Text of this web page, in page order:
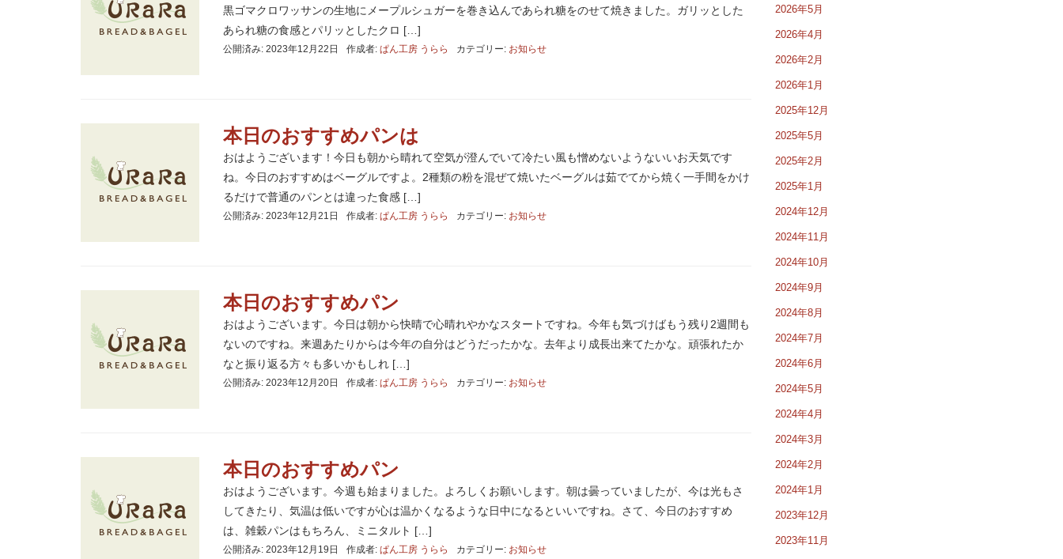
黒ゴマクロワッサンの生地にメープルシュガーを巻き込んであられ糖をのせて焼きました。ガリッとした
あられ糖の食感とパリッとしたクロ […]
公開済み: 2023年12月22日 作成者: ぱん工房 うらら カテゴリー: お知らせ
本日のおすすめパンは
おはようございます！今日も朝から晴れて空気が澄んでいて冷たい風も憎めないようないいお天気です
ね。今日のおすすめはベーグルですよ。2種類の粉を混ぜて焼いたベーグルは茹でてから焼く一手間をかけ
るだけで普通のパンとは違った食感 […]
公開済み: 2023年12月21日 作成者: ぱん工房 うらら カテゴリー: お知らせ
本日のおすすめパン
おはようございます。今日は朝から快晴で心晴れやかなスタートですね。今年も気づけばもう残り2週間も
ないのですね。来週あたりからは今年の自分はどうだったかな。去年より成長出来てたかな。頑張れたか
なと振り返る方々も多いかもしれ […]
公開済み: 2023年12月20日 作成者: ぱん工房 うらら カテゴリー: お知らせ
本日のおすすめパン
おはようございます。今週も始まりました。よろしくお願いします。朝は曇っていましたが、今は光もさ
してきたり、気温は低いですが心は温かくなるような日中になるといいですね。さて、今日のおすすめ
は、雑穀パンはもちろん、ミニタルト […]
公開済み: 2023年12月19日 作成者: ぱん工房 うらら カテゴリー: お知らせ
2026年5月
2026年4月
2026年2月
2026年1月
2025年12月
2025年5月
2025年2月
2025年1月
2024年12月
2024年11月
2024年10月
2024年9月
2024年8月
2024年7月
2024年6月
2024年5月
2024年4月
2024年3月
2024年2月
2024年1月
2023年12月
2023年11月